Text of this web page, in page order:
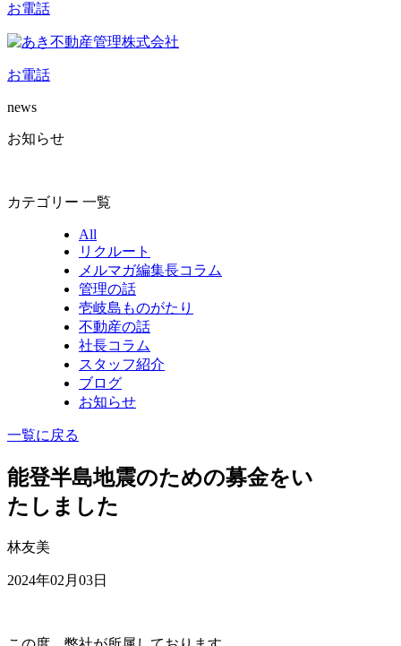
お電話
お電話
news
お知らせ
カテゴリー 一覧
All
リクルート
メルマガ編集長コラム
管理の話
壱岐島ものがたり
不動産の話
社長コラム
スタッフ紹介
ブログ
お知らせ
一覧に戻る
能登半島地震のための募金をい
たしました
林友美
2024年02月03日